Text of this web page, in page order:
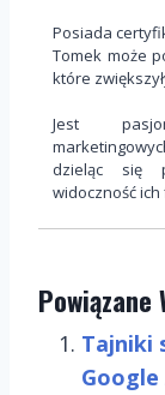
Posiada
Tomek może
które
Jest
dzieląc się
widoczność
Powiązane
Tajniki